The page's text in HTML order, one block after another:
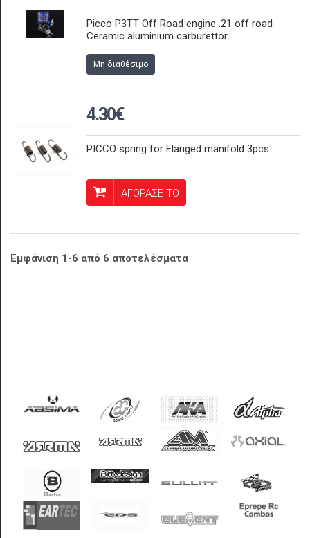
Picco P3TT Off Road engine .21 off road
Ceramic aluminium carburettor
Μη διαθέσιμο
4.30€
PICCO spring for Flanged manifold 3pcs
ΑΓΟΡΑΣΕ ΤΟ
Εμφάνιση 1-6 από 6 αποτελέσματα